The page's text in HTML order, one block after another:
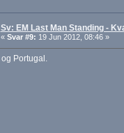
Sv: EM Last Man Standing -
« Svar #9: 19 Jun 2012, 08:46 »
Portugal.